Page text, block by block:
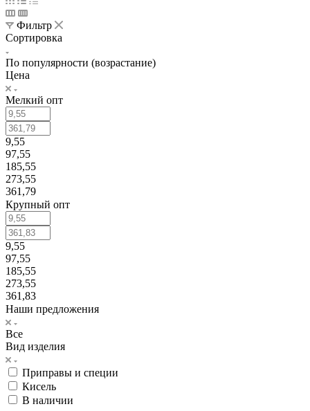
Фильтр
Сортировка
По популярности (возрастание)
Цена
Мелкий опт
9,55
97,55
185,55
273,55
361,79
Крупный опт
9,55
97,55
185,55
273,55
361,83
Наши предложения
Все
Вид изделия
Приправы и специи
Кисель
В наличии